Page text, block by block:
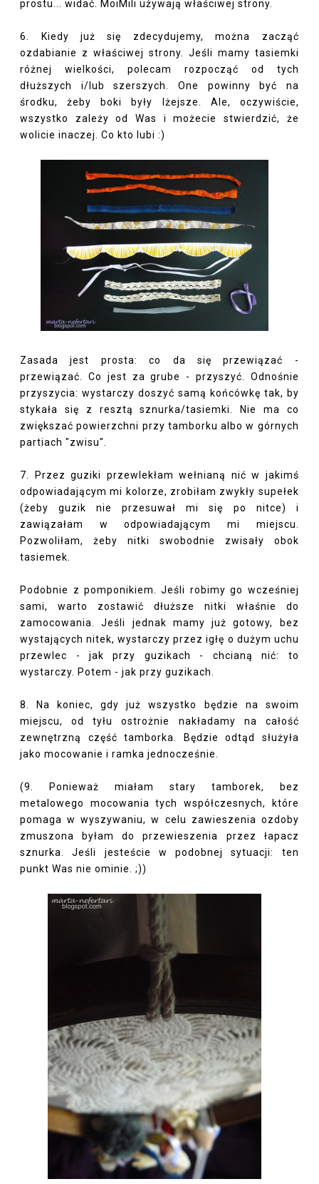
prostu... widać. MoiMili używają właściwej strony.
6. Kiedy już się zdecydujemy, można zacząć
ozdabianie z właściwej strony. Jeśli mamy tasiemki
różnej wielkości, polecam rozpocząć od tych
dłuższych i/lub szerszych. One powinny być na
środku, żeby boki były lżejsze. Ale, oczywiście,
wszystko zależy od Was i możecie stwierdzić, że
wolicie inaczej. Co kto lubi :)
Zasada jest prosta: co da się przewiązać -
przewiązać. Co jest za grube - przyszyć. Odnośnie
przyszycia: wystarczy doszyć samą końcówkę tak, by
stykała się z resztą sznurka/tasiemki. Nie ma co
zwiększać powierzchni przy tamborku albo w górnych
partiach "zwisu".
7. Przez guziki przewlekłam wełnianą nić w jakimś
odpowiadającym mi kolorze, zrobiłam zwykły supełek
(żeby guzik nie przesuwał mi się po nitce) i
zawiązałam w odpowiadającym mi miejscu.
Pozwoliłam, żeby nitki swobodnie zwisały obok
tasiemek.
Podobnie z pomponikiem. Jeśli robimy go wcześniej
sami, warto zostawić dłuższe nitki właśnie do
zamocowania. Jeśli jednak mamy już gotowy, bez
wystających nitek, wystarczy przez igłę o dużym uchu
przewlec - jak przy guzikach - chcianą nić: to
wystarczy. Potem - jak przy guzikach.
8. Na koniec, gdy już wszystko będzie na swoim
miejscu, od tyłu ostrożnie nakładamy na całość
zewnętrzną część tamborka. Będzie odtąd służyła
jako mocowanie i ramka jednocześnie.
(9. Ponieważ miałam stary tamborek, bez
metalowego mocowania tych współczesnych, które
pomaga w wyszywaniu, w celu zawieszenia ozdoby
zmuszona byłam do przewieszenia przez łapacz
sznurka. Jeśli jesteście w podobnej sytuacji: ten
punkt Was nie ominie. ;))